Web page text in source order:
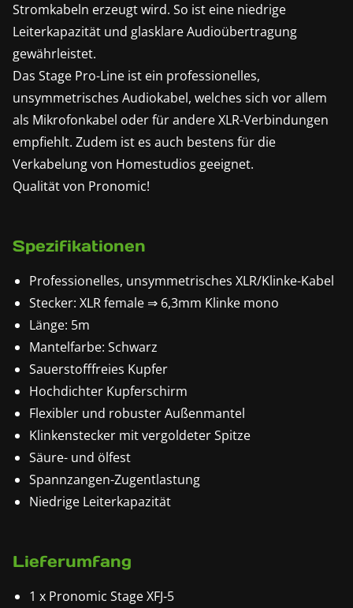
Stromkabeln erzeugt wird. So ist eine niedrige
Leiterkapazität und glasklare Audioübertragung
gewährleistet.
Das Stage Pro-Line ist ein professionelles,
unsymmetrisches Audiokabel, welches sich vor allem
als Mikrofonkabel oder für andere XLR-Verbindungen
empfiehlt. Zudem ist es auch bestens für die
Verkabelung von Homestudios geeignet.
Qualität von Pronomic!
Spezifikationen
Professionelles, unsymmetrisches XLR/Klinke-Kabel
Stecker: XLR female ⇒ 6,3mm Klinke mono
Länge: 5m
Mantelfarbe: Schwarz
Sauerstofffreies Kupfer
Hochdichter Kupferschirm
Flexibler und robuster Außenmantel
Klinkenstecker mit vergoldeter Spitze
Säure- und ölfest
Spannzangen-Zugentlastung
Niedrige Leiterkapazität
Lieferumfang
1 x Pronomic Stage XFJ-5